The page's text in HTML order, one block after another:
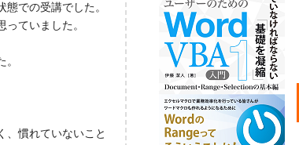
での受講でした。
ていました。
、慣れていないこと